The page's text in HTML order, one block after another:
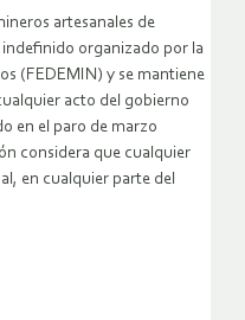
artesanales de
organizado por la
(FEDEMIN) y se mantiene
acto del gobierno
en el paro de marzo
considera que cualquier
en cualquier parte del